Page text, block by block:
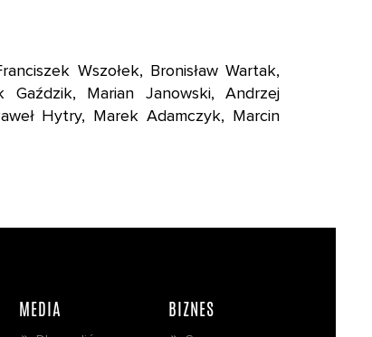
Wszołek, Bronisław Wartak,
Gaździk, Marian Janowski, Andrzej
Hytry, Marek Adamczyk, Marcin
MEDIA BIZNES